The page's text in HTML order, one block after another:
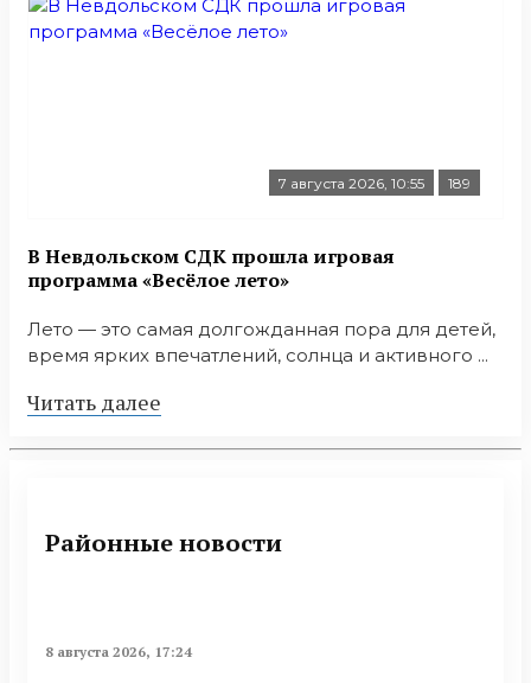
7 августа 2026, 10:55 189
В Невдольском СДК прошла игровая
программа «Весёлое лето»
Лето — это самая долгожданная пора для детей,
время ярких впечатлений, солнца и активного ...
Читать далее
Районные новости
8 августа 2026, 17:24